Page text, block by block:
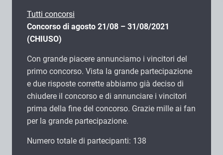
Tutti concorsi
Concorso di agosto 21/08 – 31/08/2021
(CHIUSO)
Con grande piacere annunciamo i vincitori del
primo concorso. Vista la grande partecipazione
e due risposte corrette abbiamo già deciso di
chiudere il concorso e di annunciare i vincitori
prima della fine del concorso. Grazie mille ai fan
per la grande partecipazione.
Numero totale di partecipanti: 138